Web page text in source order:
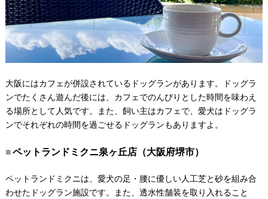
大阪にはカフェが併設されているドッグランがあります。ドッグラ
ンでたくさん遊んだ後には、カフェでのんびりとした時間を味わえ
る場所として人気です。また、飼い主はカフェで、愛犬はドッグラ
ンでそれぞれの時間を過ごせるドッグランもありますよ。
ペットランドミクニ泉ヶ丘店（大阪府堺市）
ペットランドミクニは、愛犬の足・腰に優しい人工芝と砂を組み合
わせたドッグラン施設です。また、透水性舗装を取り入れること